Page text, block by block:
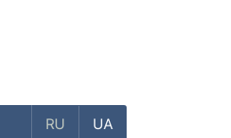
RU UA